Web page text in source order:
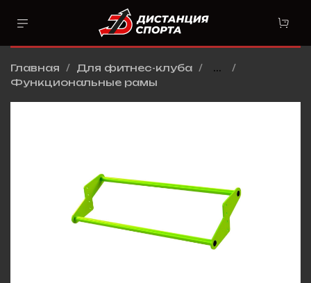
Главная Для фитнес-клуба
...
Функциональные рамы